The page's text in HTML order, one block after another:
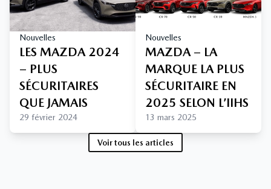
Nouvelles
LES MAZDA 2024
– PLUS
SÉCURITAIRES
QUE JAMAIS
29 février 2024
Nouvelles
MAZDA – LA
MARQUE LA PLUS
SÉCURITAIRE EN
2025 SELON L’IIHS
13 mars 2025
Voir tous les articles